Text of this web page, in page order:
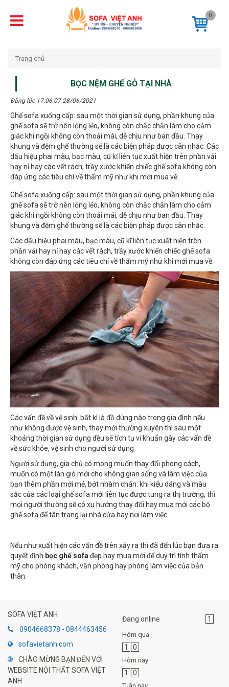
0
Trang chủ
BỌC NỆM GHẾ GỖ TẠI NHÀ
Đăng lúc 17:06:07 28/06/2021
Ghế sofa xuống cấp: sau một thời gian sử dụng, phần khung của
ghế sofa sẽ trở nên lỏng lẻo, không còn chắc chắn làm cho cảm
giác khi ngồi không còn thoải mái, dễ chịu như ban đầu. Thay
khung và đệm ghế thường sẽ là các biện pháp được cân nhắc. Các
dấu hiệu phai màu, bạc màu, cũ kĩ liên tục xuất hiện trên phần vải
hay nỉ hay các vết rách, trầy xước khiến chiếc ghế sofa không còn
đáp ứng các tiêu chí về thẩm mỹ như khi mới mua về.
Ghế sofa xuống cấp: sau một thời gian sử dụng, phần khung của
ghế sofa sẽ trở nên lỏng lẻo, không còn chắc chắn làm cho cảm
giác khi ngồi không còn thoải mái, dễ chịu như ban đầu. Thay
khung và đệm ghế thường sẽ là các biện pháp được cân nhắc.
Các dấu hiệu phai màu, bạc màu, cũ kĩ liên tục xuất hiện trên
phần vải hay nỉ hay các vết rách, trầy xước khiến chiếc ghế sofa
không còn đáp ứng các tiêu chí về thẩm mỹ như khi mới mua về.
Các vấn đề về vệ sinh: bất kì là đồ dùng nào trong gia đình nếu
như không được vệ sinh, thay mới thường xuyên thì sau một
khoảng thời gian sử dụng đều sẽ tích tụ vi khuẩn gây các vấn đề
về sức khỏe, vệ sinh cho người sử dụng
Người sử dụng, gia chủ có mong muốn thay đổi phong cách,
muốn có một làn gió mới cho không gian sống và làm việc của
bạn thêm phần mới mẻ, bớt nhàm chán: khi kiểu dáng và màu
sắc của các loại ghế sofa mới liên tục được tung ra thị trường, thì
mọi người thường sẽ có xu hướng thay đổi hay mua mới các bộ
ghế sofa để tân trang lại nhà cửa hay nơi làm việc.
Nếu như xuất hiện các vấn đề trên xảy ra thì đã đến lúc bạn đưa ra
quyết định bọc ghế sofa đẹp hay mua mới để duy trì tính thẩm
mỹ cho phòng khách, văn phòng hay phòng làm việc của bản
thân.
SOFA VIỆT ANH
0904668378 - 0844463456
sofavietanh.com
CHÀO MỪNG BẠN ĐẾN VỚI
WEBSITE NỘI THẤT SOFA VIỆT
ANH
Đang online 1
Hôm qua
1 0
Hôm nay
1 0